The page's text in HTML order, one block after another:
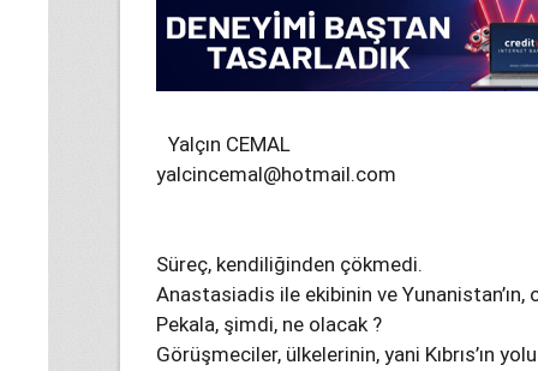
Yalçın CEMAL
yalcincemal@hotmail.com
Süreç, kendiliğinden çökmedi.
Anastasiadis ile ekibinin ve
Pekala, şimdi, ne olacak ?
Görüşmeciler, ülkelerinin, yani Kıbrıs’ın